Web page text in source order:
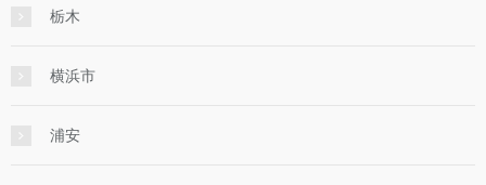
栃木
横浜市
浦安